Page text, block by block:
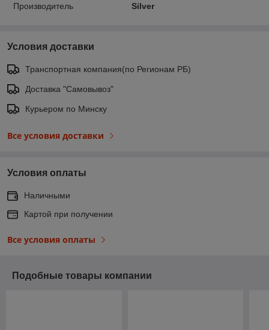
Производитель Silver
Условия доставки
Транспортная компания(по Регионам РБ)
Доставка "Самовывоз"
Курьером по Минску
Все условия доставки
Условия оплаты
Наличными
Картой при получении
Все условия оплаты
Подобные товары компании